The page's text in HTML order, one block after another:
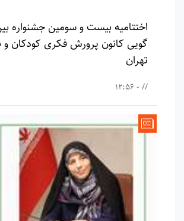
اختتامیه بیست و سومین جشنواره
گویی کانون پرورش فکری کودکان و
تهران
// - 12:56